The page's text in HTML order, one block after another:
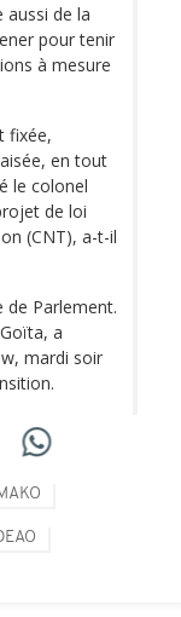
aussi de la
pour tenir
à mesure
fixée,
en tout
le colonel
de loi
(CNT), a-t-il
de Parlement.
a
mardi soir